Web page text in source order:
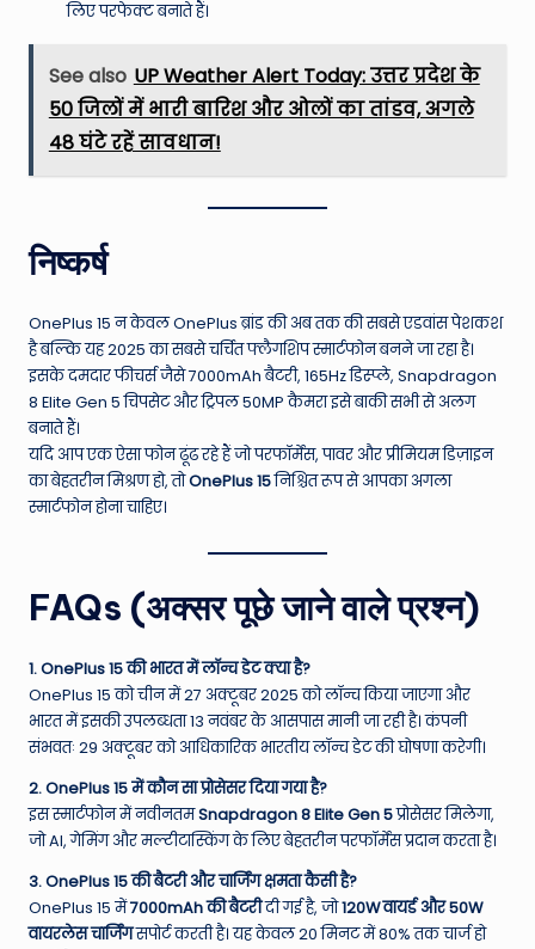
लिए परफेक्ट बनाते हैं।
See also UP Weather Alert Today: उत्तर प्रदेश के
50 जिलों में भारी बारिश और ओलों का तांडव, अगले
48 घंटे रहें सावधान!
निष्कर्ष
OnePlus 15 न केवल OnePlus ब्रांड की अब तक की सबसे एडवांस पेशकश
है बल्कि यह 2025 का सबसे चर्चित फ्लैगशिप स्मार्टफोन बनने जा रहा है।
इसके दमदार फीचर्स जैसे 7000mAh बैटरी, 165Hz डिस्प्ले, Snapdragon
8 Elite Gen 5 चिपसेट और ट्रिपल 50MP कैमरा इसे बाकी सभी से अलग
बनाते हैं।
यदि आप एक ऐसा फोन ढूंढ रहे हैं जो परफॉर्मेंस, पावर और प्रीमियम डिज़ाइन
का बेहतरीन मिश्रण हो, तोOnePlus 15निश्चित रूप से आपका अगला
स्मार्टफोन होना चाहिए।
FAQs (अक्सर पूछे जाने वाले प्रश्न)
1. OnePlus 15 की भारत में लॉन्च डेट क्या है?
OnePlus 15 को चीन में 27 अक्टूबर 2025 को लॉन्च किया जाएगा और
भारत में इसकी उपलब्धता 13 नवंबर के आसपास मानी जा रही है। कंपनी
संभवतः 29 अक्टूबर को आधिकारिक भारतीय लॉन्च डेट की घोषणा करेगी।
2. OnePlus 15 में कौन सा प्रोसेसर दिया गया है?
इस स्मार्टफोन में नवीनतमSnapdragon 8 Elite Gen 5प्रोसेसर मिलेगा,
जो AI, गेमिंग और मल्टीटास्किंग के लिए बेहतरीन परफॉर्मेंस प्रदान करता है।
3. OnePlus 15 की बैटरी और चार्जिंग क्षमता कैसी है?
OnePlus 15 में7000mAh की बैटरीदी गई है, जो120W वायर्ड और 50W
वायरलेस चार्जिंगसपोर्ट करती है। यह केवल 20 मिनट में 80% तक चार्ज हो